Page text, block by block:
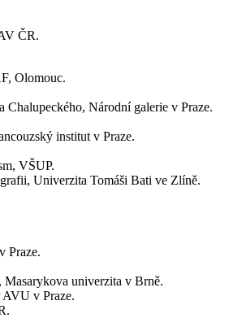
ČR.
Olomouc.
Chalupeckého, Národní galerie v Praze.
institut v Praze.
VŠUP.
Univerzita Tomáši Bati ve Zlíně.
Praze.
Masarykova univerzita v Brně.
v Praze.